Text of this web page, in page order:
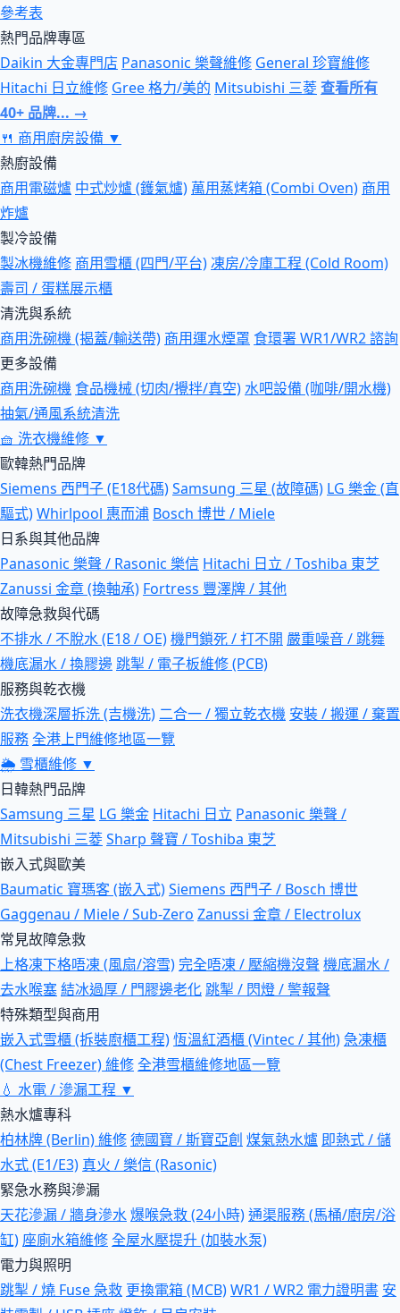
參考表
熱門品牌專區
Daikin 大金專門店 Panasonic 樂聲維修 General 珍寶維修
Hitachi 日立維修 Gree 格力/美的 Mitsubishi 三菱查看所有
40+ 品牌... →
🍴 商用廚房設備 ▼
熱廚設備
商用電磁爐 中式炒爐 (鑊氣爐) 萬用蒸烤箱 (Combi Oven) 商用
炸爐
製冷設備
製冰機維修 商用雪櫃 (四門/平台)凍房/冷庫工程 (Cold Room)
壽司 / 蛋糕展示櫃
清洗與系統
商用洗碗機 (揭蓋/輸送帶) 商用運水煙罩 食環署 WR1/WR2 諮詢
更多設備
商用洗碗機 食品機械 (切肉/攪拌/真空)水吧設備 (咖啡/開水機)
抽氣/通風系統清洗
🧺 洗衣機維修 ▼
歐韓熱門品牌
Siemens 西門子 (E18代碼)Samsung 三星 (故障碼) LG 樂金 (直
驅式)Whirlpool 惠而浦 Bosch 博世 / Miele
日系與其他品牌
Panasonic 樂聲 / Rasonic 樂信 Hitachi 日立 / Toshiba 東芝
Zanussi 金章 (換軸承) Fortress 豐澤牌 / 其他
故障急救與代碼
不排水 / 不脫水 (E18 / OE)機門鎖死 / 打不開 嚴重噪音 / 跳舞
機底漏水 / 換膠邊跳掣 / 電子板維修 (PCB)
服務與乾衣機
洗衣機深層拆洗 (吉機洗) 二合一 / 獨立乾衣機 安裝 / 搬運 / 棄置
服務全港上門維修地區一覽
🌦 雪櫃維修 ▼
日韓熱門品牌
Samsung 三星 LG 樂金 Hitachi 日立 Panasonic 樂聲 /
Mitsubishi 三菱Sharp 聲寶 / Toshiba 東芝
嵌入式與歐美
Baumatic 寶瑪客 (嵌入式)Siemens 西門子 / Bosch 博世
Gaggenau / Miele / Sub-Zero Zanussi 金章 / Electrolux
常見故障急救
上格凍下格唔凍 (風扇/溶雪)完全唔凍 / 壓縮機沒聲 機底漏水 /
去水喉塞結冰過厚 / 門膠邊老化跳掣 / 閃燈 / 警報聲
特殊類型與商用
嵌入式雪櫃 (拆裝廚櫃工程)恆溫紅酒櫃 (Vintec / 其他)急凍櫃
(Chest Freezer) 維修全港雪櫃維修地區一覽
💧 水電 / 滲漏工程 ▼
熱水爐專科
柏林牌 (Berlin) 維修德國寶 / 斯寶亞創 煤氣熱水爐 即熱式 / 儲
水式 (E1/E3) 真火 / 樂信 (Rasonic)
緊急水務與滲漏
天花滲漏 / 牆身滲水爆喉急救 (24小時)通渠服務 (馬桶/廚房/浴
缸) 座廁水箱維修全屋水壓提升 (加裝水泵)
電力與照明
跳掣 / 燒 Fuse 急救 更換電箱 (MCB)WR1 / WR2 電力證明書 安